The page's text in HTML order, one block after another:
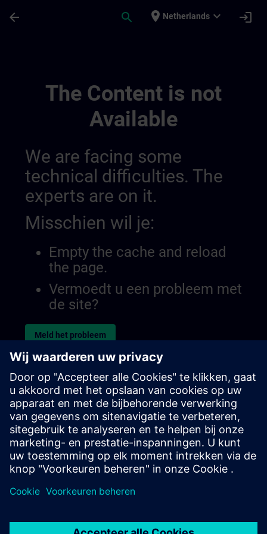
arrow_back search place Netherlands expand_more login
The Content is not
Available
We are facing some
technical difficulties. The
experts are on it.
Misschien wil je:
Empty the cache and reload
the page.
Vermoedt u een probleem met
de site?
Meld het probleem